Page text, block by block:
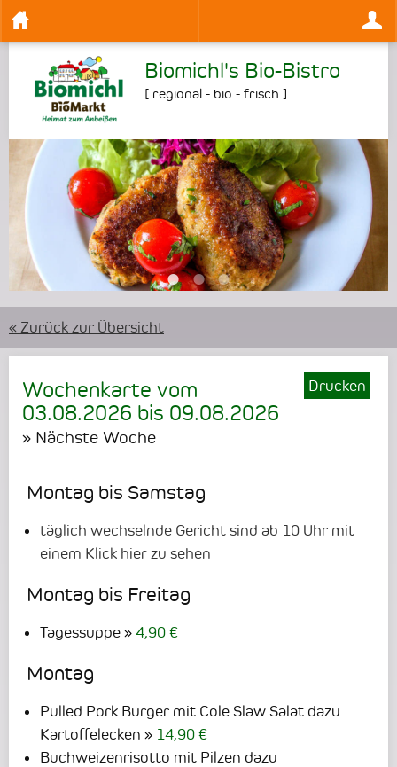
Biomichl's Bio-Bistro
[ regional - bio - frisch ]
•••
« Zurück zur Übersicht
Drucken
Wochenkarte vom
03.08.2026 bis 09.08.2026
» Nächste Woche
Montag bis Samstag
täglich wechselnde Gericht sind ab 10 Uhr mit
einem Klick hier zu sehen
Montag bis Freitag
Tagessuppe 4,90 €
Montag
Pulled Pork Burger mit Cole Slaw Salat dazu
Kartoffelecken
14,90 €
Buchweizenrisotto mit Pilzen dazu